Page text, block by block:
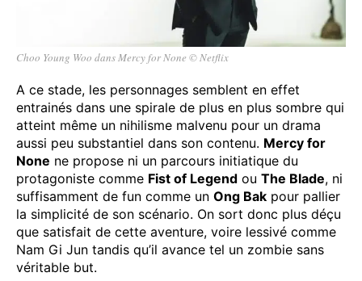
Choo Young Woo dans Mercy for None © Netflix
A ce stade, les personnages semblent en effet
entrainés dans une spirale de plus en plus sombre qui
atteint même un nihilisme malvenu pour un drama
aussi peu substantiel dans son contenu. Mercy for
None ne propose ni un parcours initiatique du
protagoniste comme Fist of Legend ou The Blade, ni
suffisamment de fun comme un Ong Bak pour pallier
la simplicité de son scénario. On sort donc plus déçu
que satisfait de cette aventure, voire lessivé comme
Nam Gi Jun tandis qu’il avance tel un zombie sans
véritable but.